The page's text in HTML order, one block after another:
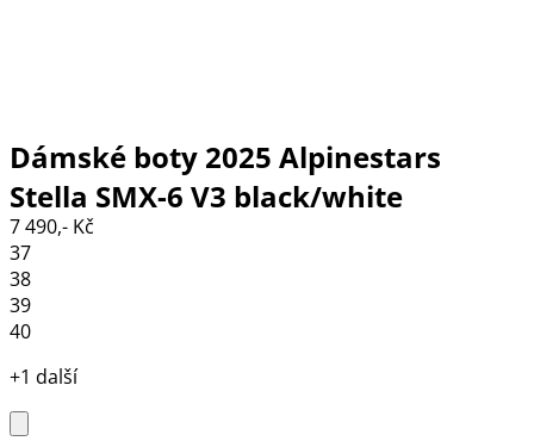
Dámské boty 2025 Alpinestars
Stella SMX-6 V3 black/white
7 490,- Kč
37
38
39
40
+1 další